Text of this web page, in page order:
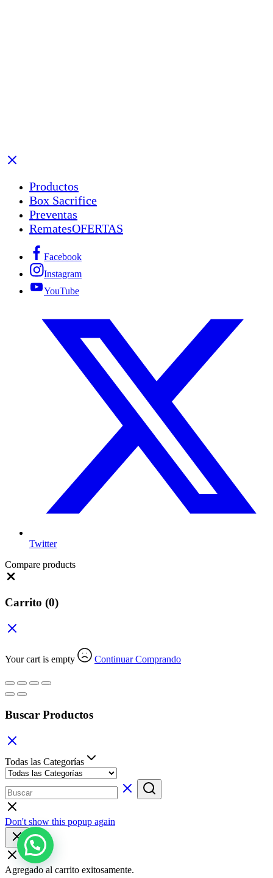
Productos
Box Sacrifice
Preventas
RematesOFERTAS
Facebook
Instagram
YouTube
Twitter
Compare products
Carrito (0)
Your cart is empty Continuar Comprando
Buscar Productos
Todas las Categorías
Don't show this popup again
Agregado al carrito exitosamente.